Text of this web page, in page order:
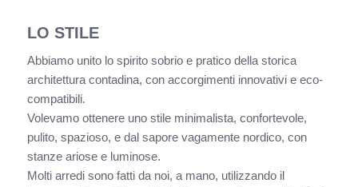
LO STILE
Abbiamo unito lo spirito sobrio e pratico della storica
architettura contadina, con accorgimenti innovativi e eco-
compatibili.
Volevamo ottenere uno stile minimalista, confortevole,
pulito, spazioso, e dal sapore vagamente nordico, con
stanze ariose e luminose.
Molti arredi sono fatti da noi, a mano, utilizzando il